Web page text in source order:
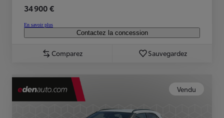
34 900 €
En savoir plus
Contactez la concession
Comparez Sauvegardez
Vendu